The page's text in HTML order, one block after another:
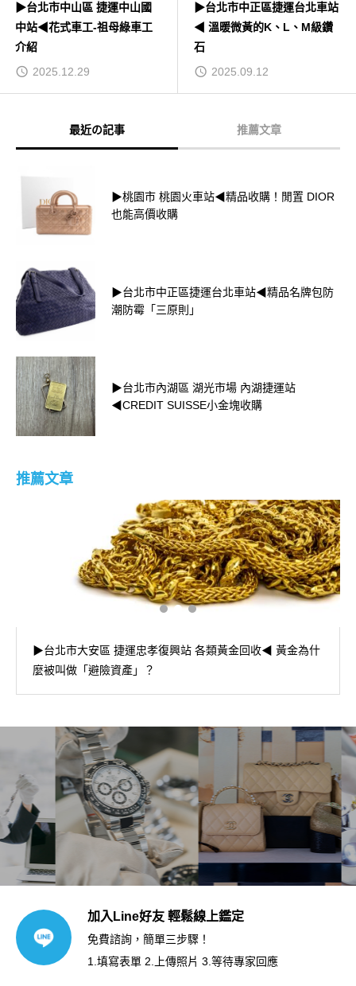
▶台北市中山區 捷運中山國
中站◀花式車工-祖母綠車工
介紹
2025.12.29
▶台北市中正區捷運台北車站
◀ 溫暖微黃的K、L、M級鑽
石
2025.09.12
最近の記事 推薦文章
▶桃園市 桃園火車站◀精品收購！閒置 DIOR
也能高價收購
▶台北市中正區捷運台北車站◀精品名牌包防
潮防霉「三原則」
▶台北市內湖區 湖光市場 內湖捷運站
◀CREDIT SUISSE小金塊收購
推薦文章
▶台北市大安區 捷運忠孝復興站 各類黃金回收◀ 黃金為什
麼被叫做「避險資產」？
加入Line好友 輕鬆線上鑑定
免費諮詢，簡單三步驟！
1.填寫表單 2.上傳照片 3.等待專家回應